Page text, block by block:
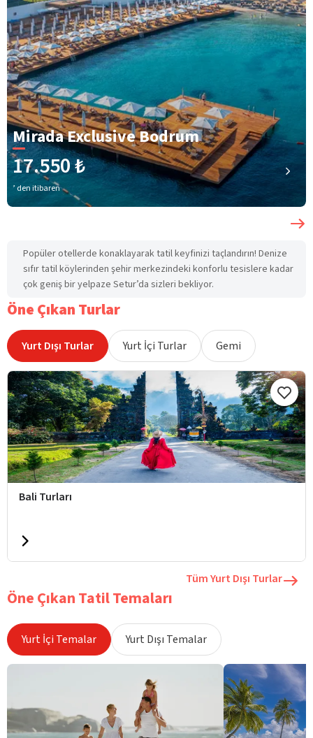
Mirada Exclusive Bodrum
17.550 ₺
’ den itibaren
Popüler otellerde konaklayarak tatil keyfinizi taçlandırın! Denize
sıfır tatil köylerinden şehir merkezindeki konforlu tesislere kadar
çok geniş bir yelpaze Setur’da sizleri bekliyor.
Öne Çıkan Turlar
Yurt Dışı Turlar Yurt İçi Turlar Gemi
Bali Turları
Tüm Yurt Dışı Turlar
Öne Çıkan Tatil Temaları
Yurt İçi Temalar Yurt Dışı Temalar